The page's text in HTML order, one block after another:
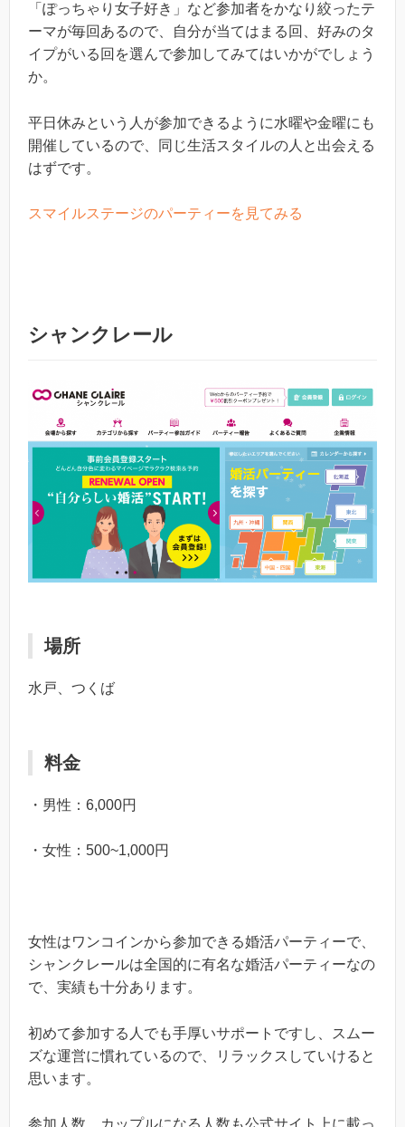
「ぽっちゃり女子好き」など参加者をかなり絞ったテ
ーマが毎回あるので、自分が当てはまる回、好みのタ
イプがいる回を選んで参加してみてはいかがでしょう
か。
平日休みという人が参加できるように水曜や金曜にも
開催しているので、同じ生活スタイルの人と出会える
はずです。
スマイルステージのパーティーを見てみる
シャンクレール
場所
水戸、つくば
料金
・男性：6,000円
・女性：500~1,000円
女性はワンコインから参加できる婚活パーティーで、
シャンクレールは全国的に有名な婚活パーティーなの
で、実績も十分あります。
初めて参加する人でも手厚いサポートですし、スムー
ズな運営に慣れているので、リラックスしていけると
思います。